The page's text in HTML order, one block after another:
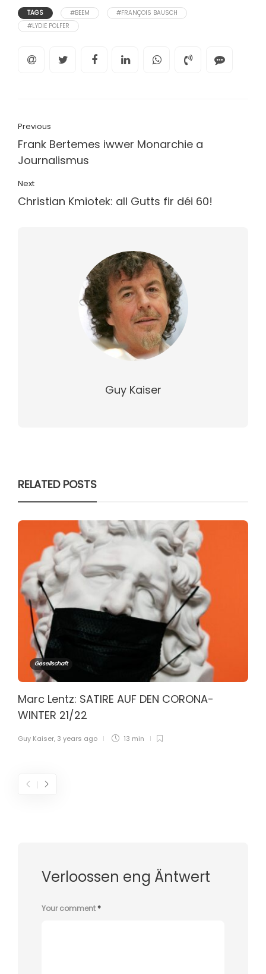
TAGS #BEEM
#FRANÇOIS BAUSCH
#LYDIE POLFER
Previous
Frank Bertemes iwwer Monarchie a
Journalismus
Next
Christian Kmiotek: all Gutts fir déi 60!
Guy Kaiser
RELATED POSTS
Gesellschaft
Marc Lentz: SATIRE AUF DEN CORONA-
WINTER 21/22
Guy Kaiser, 3 years ago 13 min
Verloossen eng Äntwert
Your comment*